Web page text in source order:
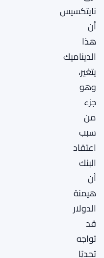
نايتكسيس
أن
هذا
الديناميك
يتغير،
وهو
جزء
من
سبب
اعتقاد
البنك
أن
هيمنة
الدولار
قد
تواجه
تحديًا